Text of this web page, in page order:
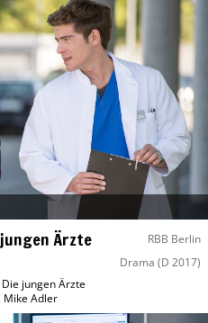
Ärzte RBB Berlin
Drama (D 2017)
jungen Ärzte
, Mike Adler